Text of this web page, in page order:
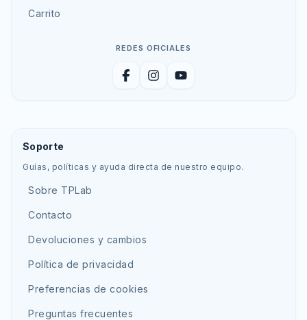
Carrito
REDES OFICIALES
Facebook
InstagramYouTube
Soporte
Guías, políticas y ayuda directa de nuestro equipo.
Sobre TPLab
Contacto
Devoluciones y cambios
Política de privacidad
Preferencias de cookies
Preguntas frecuentes